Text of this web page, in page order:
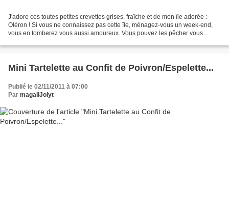
J'adore ces toutes petites crevettes grises, fraîche et de mon île adorée :
Oléron ! Si vous ne connaissez pas cette île, ménagez-vous un week-end,
vous en tomberez vous aussi amoureux. Vous pouvez les pêcher vous
Mini Tartelette au Confit de Poivron/Espelette...
Publié le 02/11/2011 à 07:00
Par magaliJolyt